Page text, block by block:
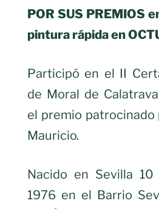
POR SUS PREMIOS
pintura rápida en
Participó en el II
de Moral de
el premio patrocinado
Mauricio.
Nacido en Sevilla
1976 en el Barrio